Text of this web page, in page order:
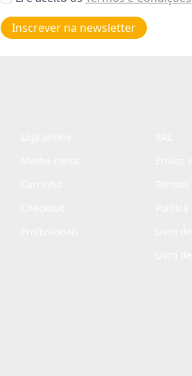
de
privacidade
Inscrever na newsletter
Livro